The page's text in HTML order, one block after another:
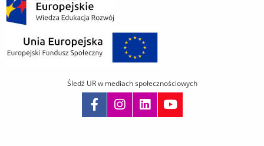
Śledź UR w mediach społecznościowych